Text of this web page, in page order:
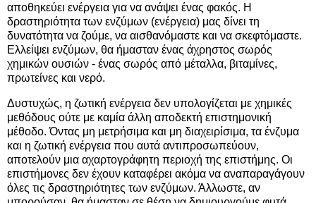
αποθηκεύει ενέργεια για να ανάψει ένας φακός. Η
δραστηριότητα των ενζύμων (ενέργεια) μας δίνει τη
δυνατότητα να ζούμε, να αισθανόμαστε και να σκεφτόμαστε.
Ελλείψει ενζύμων, θα ήμασταν ένας άχρηστος σωρός
χημικών ουσιών - ένας σωρός από μέταλλα, βιταμίνες,
πρωτείνες και νερό.
Δυστυχώς, η ζωτική ενέργεια δεν υπολογίζεται με χημικές
μεθόδους ούτε με καμία άλλη αποδεκτή επιστημονική
μέθοδο. Όντας μη μετρήσιμα και μη διαχειρίσιμα, τα ένζυμα
και η ζωτική ενέργεια που αυτά αντιπροσωπεύουν,
αποτελούν μια αχαρτογράφητη περιοχή της επιστήμης. Οι
επιστήμονες δεν έχουν καταφέρει ακόμα να αναπαραγάγουν
όλες τις δραστηριότητες των ενζύμων. Άλλωστε, αν